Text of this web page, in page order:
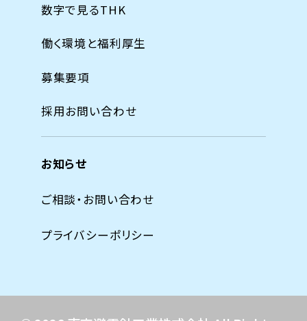
数字で見るTHK
働く環境と福利厚生
募集要項
採用お問い合わせ
お知らせ
ご相談・お問い合わせ
プライバシーポリシー